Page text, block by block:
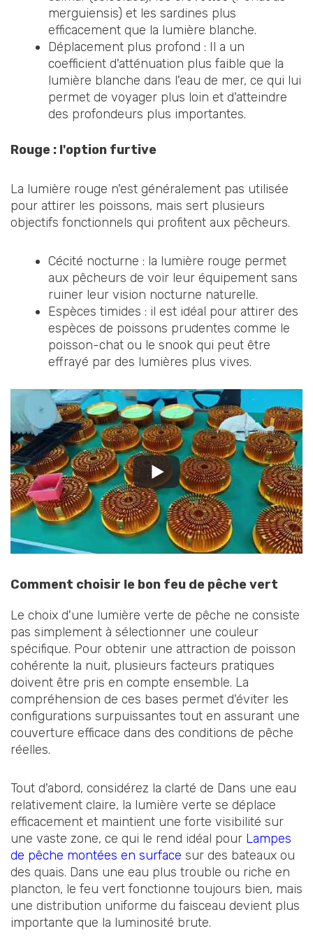
merguiensis) et les sardines plus
efficacement que la lumière blanche.
Déplacement plus profond : Il a un
coefficient d'atténuation plus faible que la
lumière blanche dans l'eau de mer, ce qui lui
permet de voyager plus loin et d'atteindre
des profondeurs plus importantes.
Rouge : l'option furtive
La lumière rouge n'est généralement pas utilisée
pour attirer les poissons, mais sert plusieurs
objectifs fonctionnels qui profitent aux pêcheurs.
Cécité nocturne : la lumière rouge permet
aux pêcheurs de voir leur équipement sans
ruiner leur vision nocturne naturelle.
Espèces timides : il est idéal pour attirer des
espèces de poissons prudentes comme le
poisson-chat ou le snook qui peut être
effrayé par des lumières plus vives.
Comment choisir le bon feu de pêche vert
Le choix d'une lumière verte de pêche ne consiste
pas simplement à sélectionner une couleur
spécifique. Pour obtenir une attraction de poisson
cohérente la nuit, plusieurs facteurs pratiques
doivent être pris en compte ensemble. La
compréhension de ces bases permet d'éviter les
configurations surpuissantes tout en assurant une
couverture efficace dans des conditions de pêche
réelles.
Tout d'abord, considérez la clarté de Dans une eau
relativement claire, la lumière verte se déplace
efficacement et maintient une forte visibilité sur
une vaste zone, ce qui le rend idéal pour Lampes
de pêche montées en surface sur des bateaux ou
des quais. Dans une eau plus trouble ou riche en
plancton, le feu vert fonctionne toujours bien, mais
une distribution uniforme du faisceau devient plus
importante que la luminosité brute.